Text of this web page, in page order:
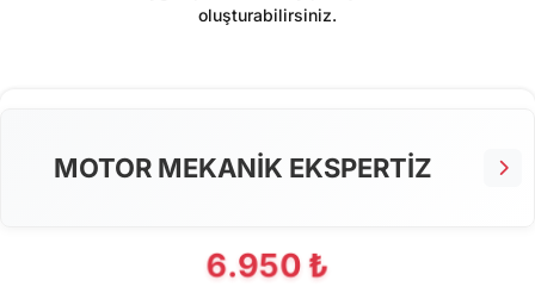
oluşturabilirsiniz.
MOTOR MEKANİK EKSPERTİZ
6.950 ₺